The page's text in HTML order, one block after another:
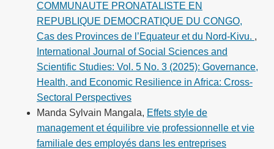
COMMUNAUTE PRONATALISTE EN
REPUBLIQUE DEMOCRATIQUE DU CONGO,
Cas des Provinces de l’Equateur et du Nord-Kivu. ,
International Journal of Social Sciences and
Scientific Studies: Vol. 5 No. 3 (2025): Governance,
Health, and Economic Resilience in Africa: Cross-
Sectoral Perspectives
Manda Sylvain Mangala, Effets style de
management et équilibre vie professionnelle et vie
familiale des employés dans les entreprises